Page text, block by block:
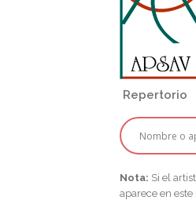
Repertorio
Nota: Si el
aparece en